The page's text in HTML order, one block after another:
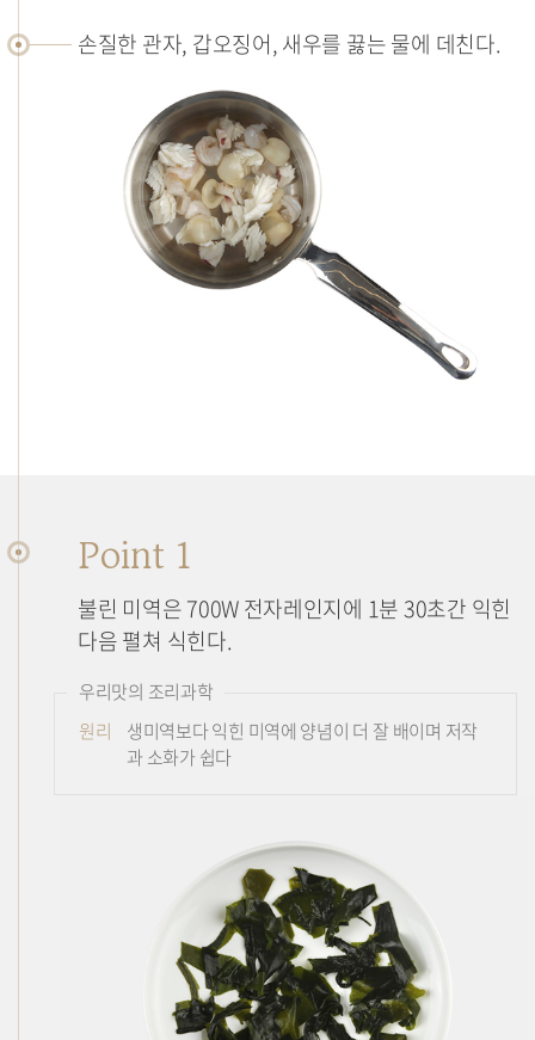
손질한 관자, 갑오징어, 새우를 끓는 물에 데친다.
Point 1
불린 미역은 700W 전자레인지에 1분 30초간 익힌
다음 펼쳐 식힌다.
우리맛의 조리과학
원리
생미역보다 익힌 미역에 양념이 더 잘 배이며 저작
과 소화가 쉽다